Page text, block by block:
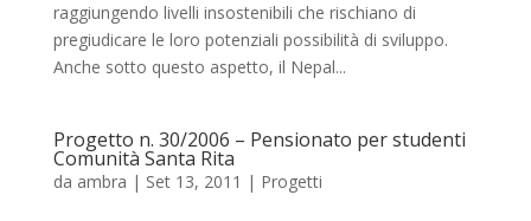
raggiungendo livelli insostenibili che rischiano di
pregiudicare le loro potenziali possibilità di sviluppo.
Anche sotto questo aspetto, il Nepal...
Progetto n. 30/2006 – Pensionato per studenti
Comunità Santa Rita
da ambra | Set 13, 2011 | Progetti